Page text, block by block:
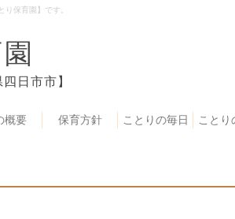
り保育園】です。
日市市】
概要 保育方針 ことりの毎日 ことり